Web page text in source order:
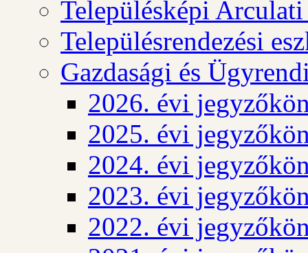
Településképi
Településrendezési
Gazdasági és
2026. évi
2025. évi
2024. évi
2023. évi
2022. évi